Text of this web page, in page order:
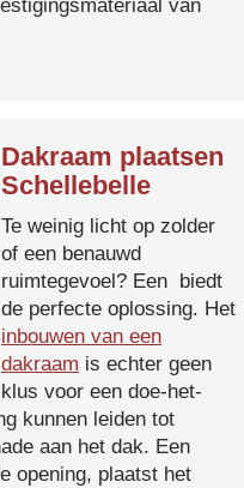
van
Dakraam plaatsen
Schellebelle
Te weinig licht op zolder
of een benauwd
ruimtegevoel? Een biedt
de perfecte oplossing. Het
inbouwen van een
dakraam is echter geen
klus voor een doe-het-
kunnen leiden tot
aan het dak. Een
opening, plaatst het